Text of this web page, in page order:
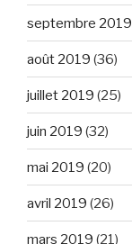
septembre 2019
août 2019 (36)
juillet 2019 (25)
juin 2019 (32)
mai 2019 (20)
avril 2019 (26)
mars 2019 (21)